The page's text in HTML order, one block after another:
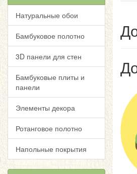
Натуральные обои
Бамбуковое полотно
3D панели для стен
Бамбуковые плиты и
панели
Элементы декора
Ротанговое полотно
Напольные покрытия